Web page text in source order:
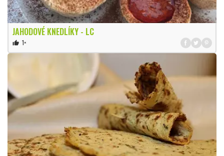
JAHODOVÉ KNEDLÍKY - LC
thumb_up 1×